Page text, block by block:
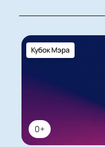
0+
Кубок Мэра